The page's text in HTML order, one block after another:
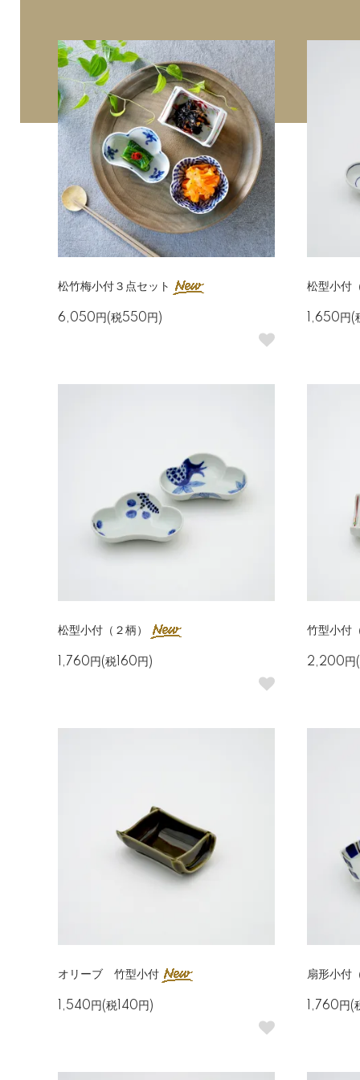
松竹梅小付３点セット
6,050円(税550円)
松型小付
1,650円(
松型小付（２柄）
1,760円(税160円)
竹型小付
2,200円
オリーブ 竹型小付
1,540円(税140円)
扇形小付
1,760円(